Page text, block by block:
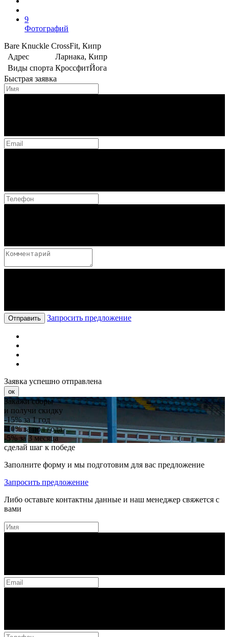
9
Фотографий
Bare Knuckle CrossFit, Кипр
Адрес
Ларнака, Кипр
Виды спорта КроссфитЙога
Быстрая заявка
Отправить Запросить предложение
Заявка успешно отправлена
ок
Закажи сборы
и получи скидку
-15%за 1 год
-10%за пол года
-5%за 3 месяца
сделай шаг к победе
Заполните форму и мы подготовим для вас предложение
Запросить предложение
Либо оставьте контактны данные и наш менеджер свяжется с
вами